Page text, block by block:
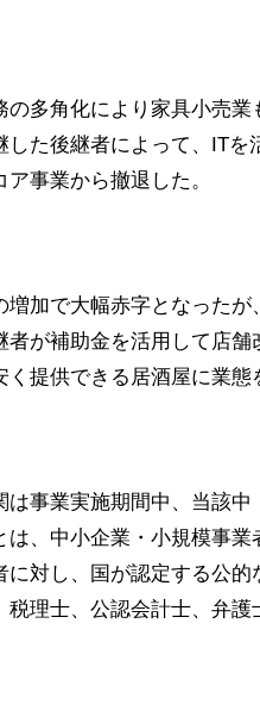
多角化により家具小売業
た後継者によって、ITを
事業から撤退した。
加で大幅赤字となったが
が補助金を活用して店舗
提供できる居酒屋に業態
事業実施期間中、当該中
、中小企業・小規模事業
対し、国が認定する公的
理士、公認会計士、弁護